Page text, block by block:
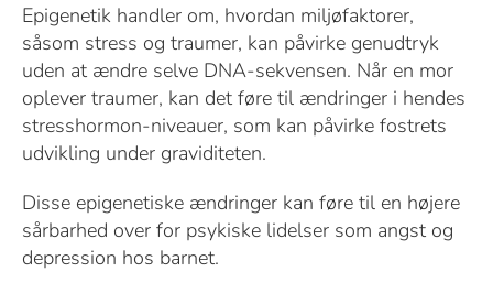
Epigenetik handler om, hvordan miljøfaktorer,
såsom stress og traumer, kan påvirke genudtryk
uden at ændre selve DNA-sekvensen. Når en mor
oplever traumer, kan det føre til ændringer i hendes
stresshormon-niveauer, som kan påvirke fostrets
udvikling under graviditeten.
Disse epigenetiske ændringer kan føre til en højere
sårbarhed over for psykiske lidelser som angst og
depression hos barnet.